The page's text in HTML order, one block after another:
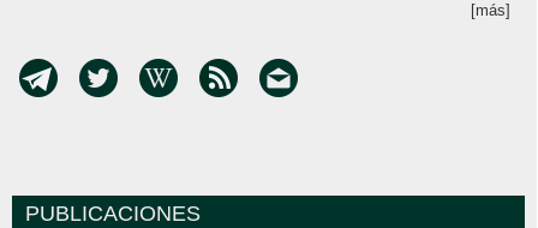
[más]
PUBLICACIONES